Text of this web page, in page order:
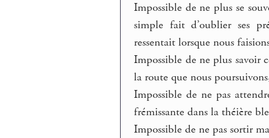
Impossible de ne plus se
simple fait d’oublier ses
ressentait lorsque nous
Impossible de ne plus savoir
la route que nous
Impossible de ne pas
frémissante dans la théière
Impossible de ne pas sortir